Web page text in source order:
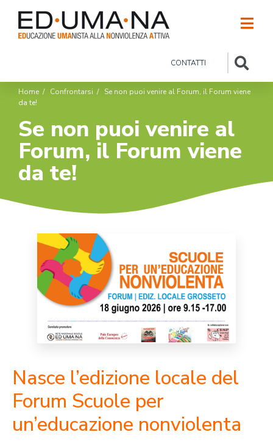
CONTATTI
Home / Confrontarsi / Se non puoi venire al Forum, il Forum viene
da te!
Se non puoi venire al
Forum, il Forum viene
da te!
Nasce l’edizione locale del
Forum Scuole per
un’educazione nonviolenta